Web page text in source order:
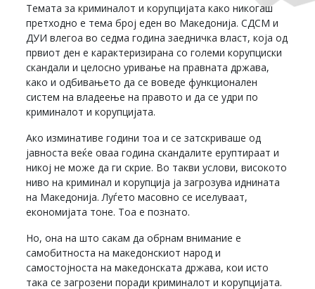
Темата за криминалот и корупцијата како никогаш
претходно е тема број еден во Македонија. СДСМ и
ДУИ влегоа во седма година заедничка власт, која од
првиот ден е карактеризирана со големи корупциски
скандали и целосно уривање на правната држава,
како и одбивањето да се воведе функционален
систем на владеење на правото и да се удри по
криминалот и корупцијата.
Ако изминативе години тоа и се затскриваше од
јавноста веќе оваа година скандалите еруптираат и
никој не може да ги скрие. Во такви услови, високото
ниво на криминал и корупција ја загрозува иднината
на Македонија. Луѓето масовно се иселуваат,
економијата тоне. Тоа е познато.
Но, она на што сакам да обрнам внимание е
самобитноста на македонскиот народ и
самостојноста на македонската држава, кои исто
така се загрозени поради криминалот и корупцијата.